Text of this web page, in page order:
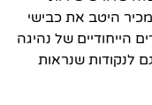
מכיר היטב את כבישי
של נהיגה
לנקודות שנראות